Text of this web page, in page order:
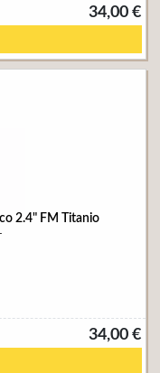
34,00 €
2.4" FM Titanio
34,00 €